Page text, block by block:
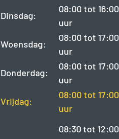
Dinsdag:
08:00 tot 16:00
uur
Woensdag:
08:00 tot 17:00
uur
Donderdag:
08:00 tot 17:00
uur
Vrijdag:
08:00 tot 17:00
uur
08:30 tot 12:00